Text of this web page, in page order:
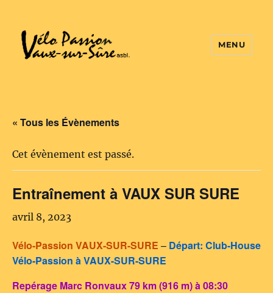
MENU
« Tous les Évènements
Cet évènement est passé.
Entraînement à VAUX SUR SURE
avril 8, 2023
Vélo-Passion VAUX-SUR-SURE – Départ: Club-House
Vélo-Passion à VAUX-SUR-SURE
Repérage Marc Ronvaux 79 km (916 m) à 08:30